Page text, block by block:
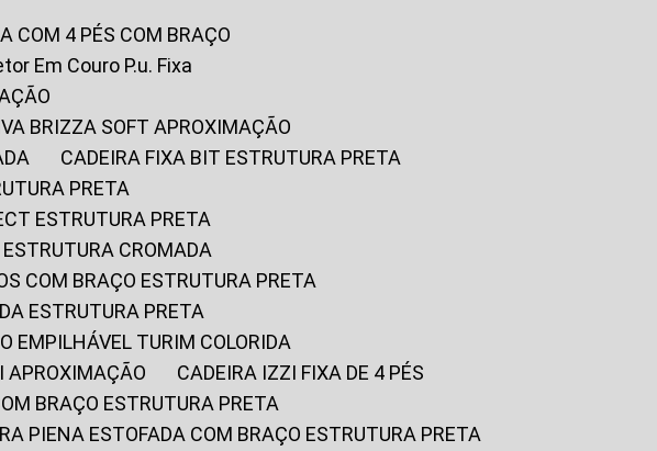
COM 4 PÉS COM BRAÇO
Em Couro P.u. Fixa
BRIZZA SOFT APROXIMAÇÃO
CADEIRA FIXA BIT ESTRUTURA PRETA
PRETA
ESTRUTURA PRETA
ESTRUTURA CROMADA
COM BRAÇO ESTRUTURA PRETA
ESTRUTURA PRETA
EMPILHÁVEL TURIM COLORIDA
APROXIMAÇÃO
CADEIRA IZZI FIXA DE 4 PÉS
BRAÇO ESTRUTURA PRETA
PIENA ESTOFADA COM BRAÇO ESTRUTURA PRETA